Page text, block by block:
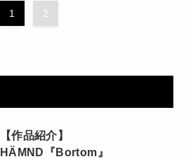
1 2
【作品紹介】
HÄMND『Bortom』